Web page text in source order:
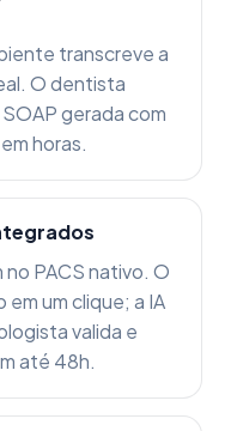
transcreve a
O dentista
gerada com
horas.
no PACS nativo. O
um clique; a IA
valida e
até 48h.